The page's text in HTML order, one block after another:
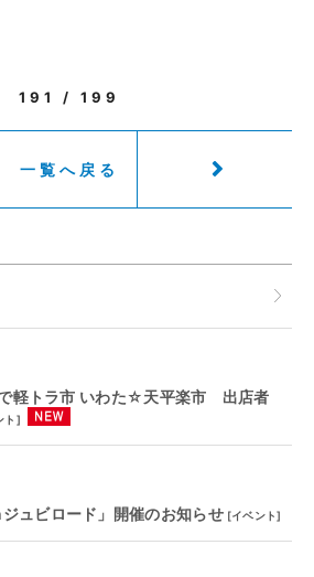
191 / 199
一覧へ戻る
軽トラ市 いわた☆天平楽市 出店者
ト ]
ュビロード」開催のお知らせ [イベント]